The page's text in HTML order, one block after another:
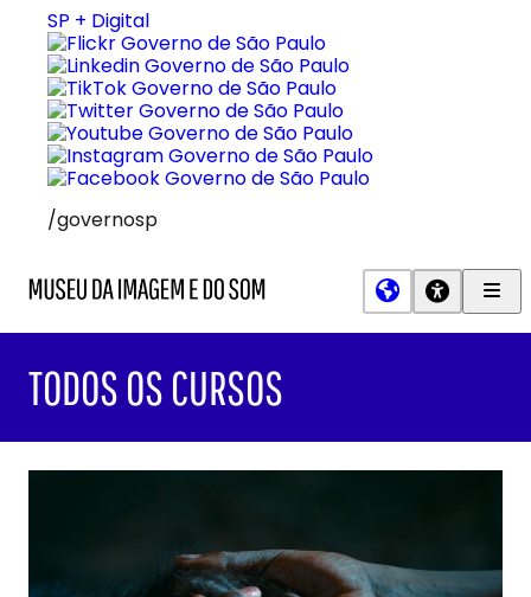
SP + Digital
/governosp
da
e
do
TODOS OS CURSOS